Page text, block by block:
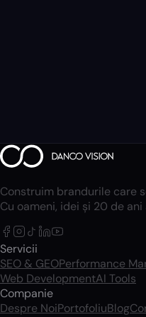
Construim brandurile care
Cu oameni, idei și 20 de
Servicii
SEO & GEOPerformance
Web DevelopmentAI Tools
Companie
Despre NoiPortofoliuBlog